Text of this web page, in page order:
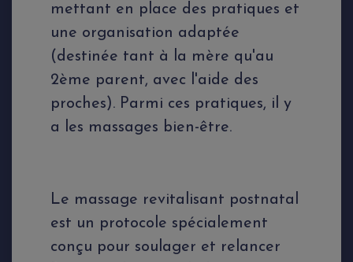
mettant en place des pratiques et
une organisation adaptée
(destinée tant à la mère qu'au
2ème parent, avec l'aide des
proches). Parmi ces pratiques, il y
a les massages bien-être.
Le massage revitalisant postnatal
est un protocole spécialement
conçu pour soulager et relancer